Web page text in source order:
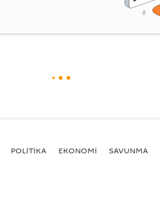
POLİTİKA EKONOMİ SAVUNMA